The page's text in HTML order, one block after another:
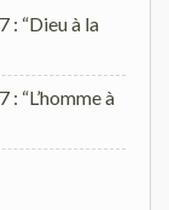
: “Dieu à la
“L’homme à